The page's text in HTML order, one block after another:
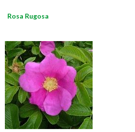
Rosa Rugosa